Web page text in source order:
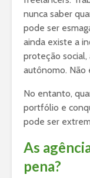
nunca saber
pode ser
ainda existe a
proteção
autônomo. Não
No entanto,
portfólio e
pode ser
As
pena?